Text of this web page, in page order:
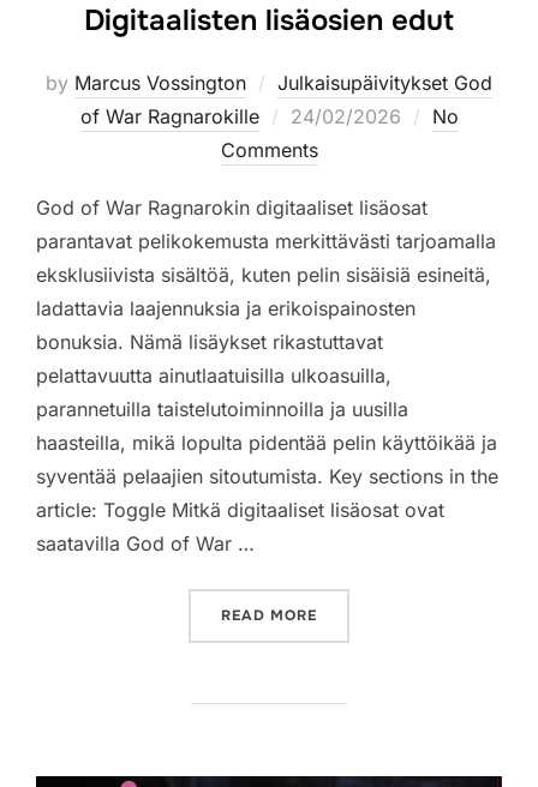
Digitaalisten lisäosien edut
by Marcus Vossington
Julkaisupäivitykset God
of War Ragnarokille
Posted
on
24/02/2026
No
Comments
God of War Ragnarokin digitaaliset lisäosat
parantavat pelikokemusta merkittävästi tarjoamalla
eksklusiivista sisältöä, kuten pelin sisäisiä esineitä,
ladattavia laajennuksia ja erikoispainosten
bonuksia. Nämä lisäykset rikastuttavat
pelattavuutta ainutlaatuisilla ulkoasuilla,
parannetuilla taistelutoiminnoilla ja uusilla
haasteilla, mikä lopulta pidentää pelin käyttöikää ja
syventää pelaajien sitoutumista. Key sections in the
article: Toggle Mitkä digitaaliset lisäosat ovat
saatavilla God of War …
READ MORE